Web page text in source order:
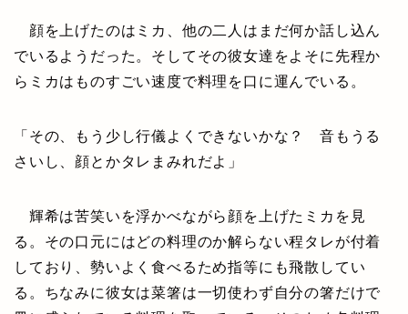
顔を上げたのはミカ、他の二人はまだ何か話し込ん
でいるようだった。そしてその彼女達をよそに先程か
らミカはものすごい速度で料理を口に運んでいる。
「その、もう少し行儀よくできないかな？ 音もうる
さいし、顔とかタレまみれだよ」
輝希は苦笑いを浮かべながら顔を上げたミカを見
る。その口元にはどの料理のか解らない程タレが付着
しており、勢いよく食べるため指等にも飛散してい
る。ちなみに彼女は菜箸は一切使わず自分の箸だけで